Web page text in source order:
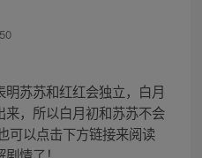
苏苏和红红会独立，白月
，所以白月初和苏苏不会
可以点击下方链接来阅读